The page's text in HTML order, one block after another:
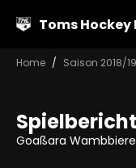
Toms Hockey
Home Saison 2018/19
Spielbericht
Goaßara Wambbiere